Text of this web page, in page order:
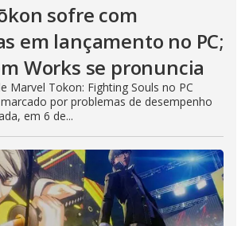
sofre com
em lançamento no PC;
Works se pronuncia
Marvel Tokon: Fighting Souls no PC
por problemas de desempenho
em 6 de...